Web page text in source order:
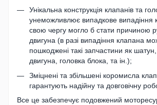
Унікальна конструкція клапанів та
унеможливлює випадкове випадіння
свою чергу могло б стати причиною
двигуна (в разі випадіння клапана
пошкоджені такі запчастини як
двигуна, головка блока, та ін.);
Зміцнені та збільшені коромисла
гарантують надійну та довговічну
Все це забезпечує подовжений